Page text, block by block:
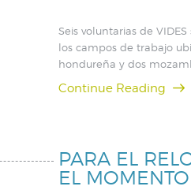
Seis voluntarias de
los campos de trabajo
hondureña y dos
Continue Reading
PARA EL
EL MOMENTO